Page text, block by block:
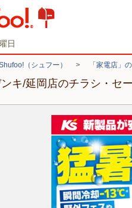
日
（シュフー） > 「家電店」
キ/延岡店のチラシ・セ